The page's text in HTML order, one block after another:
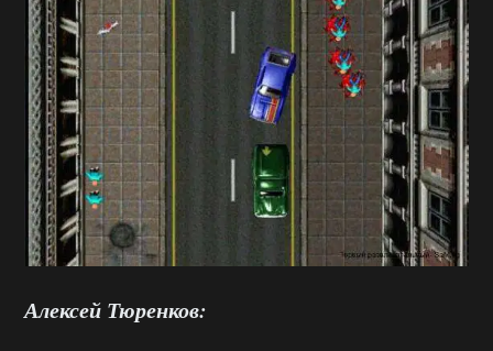
Алексей Тюренков: